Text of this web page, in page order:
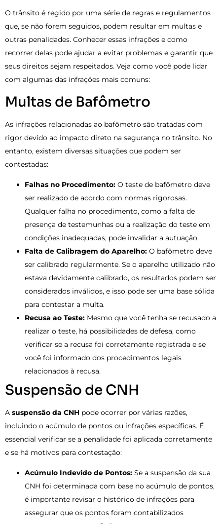
O trânsito é regido por uma série de regras e regulamentos
que, se não forem seguidos, podem resultar em multas e
outras penalidades. Conhecer essas infrações e como
recorrer delas pode ajudar a evitar problemas e garantir que
seus direitos sejam respeitados. Veja como você pode lidar
com algumas das infrações mais comuns:
Multas de Bafômetro
As infrações relacionadas ao bafômetro são tratadas com
rigor devido ao impacto direto na segurança no trânsito. No
entanto, existem diversas situações que podem ser
contestadas:
Falhas no Procedimento: O teste de bafômetro deve
ser realizado de acordo com normas rigorosas.
Qualquer falha no procedimento, como a falta de
presença de testemunhas ou a realização do teste em
condições inadequadas, pode invalidar a autuação.
Falta de Calibragem do Aparelho: O bafômetro deve
ser calibrado regularmente. Se o aparelho utilizado não
estava devidamente calibrado, os resultados podem ser
considerados inválidos, e isso pode ser uma base sólida
para contestar a multa.
Recusa ao Teste: Mesmo que você tenha se recusado a
realizar o teste, há possibilidades de defesa, como
verificar se a recusa foi corretamente registrada e se
você foi informado dos procedimentos legais
relacionados à recusa.
Suspensão de CNH
A suspensão da CNH pode ocorrer por várias razões,
incluindo o acúmulo de pontos ou infrações específicas. É
essencial verificar se a penalidade foi aplicada corretamente
e se há motivos para contestação:
Acúmulo Indevido de Pontos: Se a suspensão da sua
CNH foi determinada com base no acúmulo de pontos,
é importante revisar o histórico de infrações para
assegurar que os pontos foram contabilizados